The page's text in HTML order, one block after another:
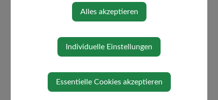
Meldeamt
Personalangelegenheiten
Schöffen- und Geschworenenliste
Schriftführung Gemeindeamt
Schriftverkehr Bürgermeister
Alles akzeptieren
Individuelle Einstellungen
Essentielle Cookies akzeptieren